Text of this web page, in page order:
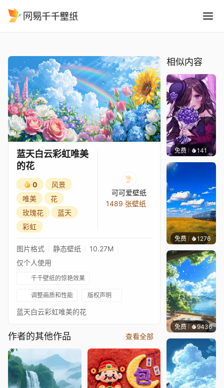
蓝天白云彩虹唯美
的花
0
风景
唯美
花
玫瑰花
蓝天
彩虹
可可爱壁纸
1489 张壁纸
图片格式 静态壁纸
10.27M
仅个人使用
千千壁纸的惊艳效果
调整画质和性能 版权声明
蓝天白云彩虹唯美的花
作者的其他作品 查看全部
相似内容
免费 141夜莺
免费 1276叮叮
免费 9436叮叮